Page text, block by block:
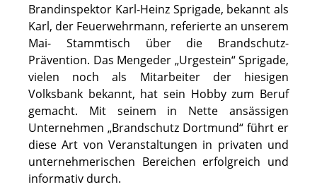
Brandinspektor Karl-Heinz Sprigade, bekannt als
Karl, der Feuerwehrmann, referierte an unserem
Mai- Stammtisch über die Brandschutz-
Prävention. Das Mengeder „Urgestein“ Sprigade,
vielen noch als Mitarbeiter der hiesigen
Volksbank bekannt, hat sein Hobby zum Beruf
gemacht. Mit seinem in Nette ansässigen
Unternehmen „Brandschutz Dortmund“ führt er
diese Art von Veranstaltungen in privaten und
unternehmerischen Bereichen erfolgreich und
informativ durch.